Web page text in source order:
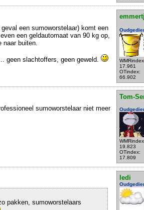
17.961
OTindex:
66.902
een sumoworstelaar) komt een
een geldautomaat van 90 kg op,
naar buiten.
geen slachtoffers, geen geweld.
Tom-
19.823
OTindex:
17.809
sumoworstelaar niet meer
ledi
pakken, sumoworstelaars